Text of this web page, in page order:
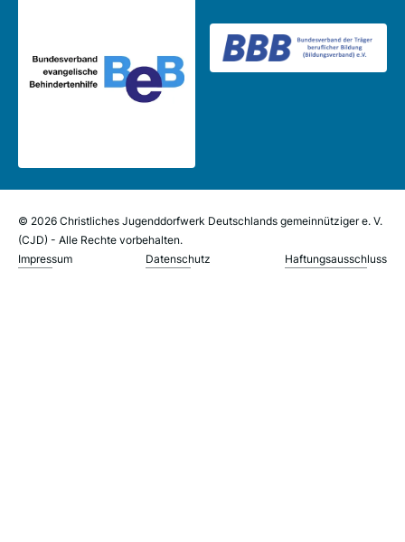
© 2026 Christliches Jugenddorfwerk Deutschlands gemeinnütziger e. V.
(CJD) - Alle Rechte vorbehalten.
Impressum
Datenschutz Haftungsausschluss